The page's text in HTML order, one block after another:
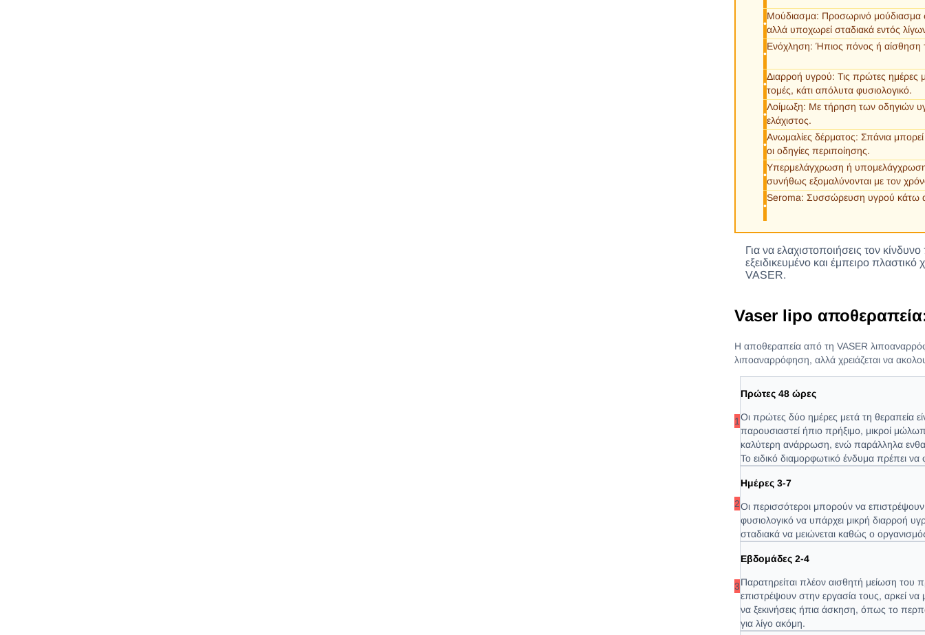
•
Μούδιασμα: Προσωρινό μούδιασμα
αλλά υποχωρεί σταδιακά εντός
•
Ενόχληση: Ήπιος πόνος ή αίσθηση
•
Διαρροή υγρού: Τις πρώτες ημέρες
τομές, κάτι απόλυτα φυσιολογικό.
•
Λοίμωξη: Με τήρηση των οδηγιών
ελάχιστος.
•
Ανωμαλίες δέρματος: Σπάνια
οι οδηγίες περιποίησης.
•
Υπερμελάγχρωση ή
συνήθως εξομαλύνονται με τον
•
Seroma: Συσσώρευση υγρού κάτω
Για να ελαχιστοποιήσεις τον
εξειδικευμένο και έμπειρο
VASER.
Vaser lipo
Η αποθεραπεία από τη VASER
λιποαναρρόφηση, αλλά χρειάζεται να
1
Πρώτες 48 ώρες
Οι πρώτες δύο ημέρες μετά τη θεραπεία
παρουσιαστεί ήπιο πρήξιμο, μικροί
καλύτερη ανάρρωση, ενώ παράλληλα
Το ειδικό διαμορφωτικό ένδυμα πρέπει
2
Ημέρες 3-7
Οι περισσότεροι μπορούν να
φυσιολογικό να υπάρχει μικρή διαρροή
σταδιακά να μειώνεται καθώς ο
3
Εβδομάδες 2-4
Παρατηρείται πλέον αισθητή μείωση
επιστρέψουν στην εργασία τους, αρκεί
να ξεκινήσεις ήπια άσκηση, όπως το
για λίγο ακόμη.